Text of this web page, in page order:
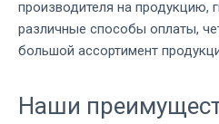
производителя на продукцию,
различные способы оплаты,
большой ассортимент
Наши